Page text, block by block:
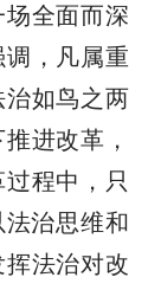
全面而深
，凡属重
如鸟之两
进改革，
程中，只
治思维和
法治对改